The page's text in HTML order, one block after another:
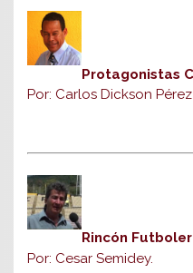
Protagonistas
Por: Carlos Dickson Pérez
Rincón
Por: Cesar Semidey.